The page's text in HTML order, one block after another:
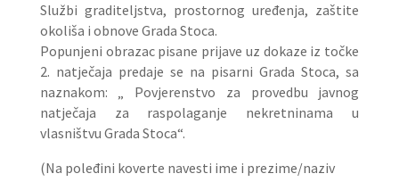
Službi graditeljstva, prostornog uređenja, zaštite
okoliša i obnove Grada Stoca.
Popunjeni obrazac pisane prijave uz dokaze iz točke
2. natječaja predaje se na pisarni Grada Stoca, sa
naznakom: „ Povjerenstvo za provedbu javnog
natječaja za raspolaganje nekretninama u
vlasništvu Grada Stoca“.
(Na poleđini koverte navesti ime i prezime/naziv